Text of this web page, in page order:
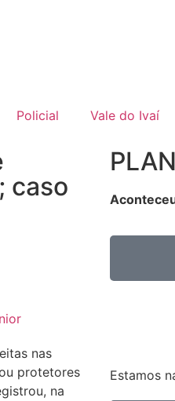
Policial Vale do Ivaí
caso
nas
protetores
na
Estamos